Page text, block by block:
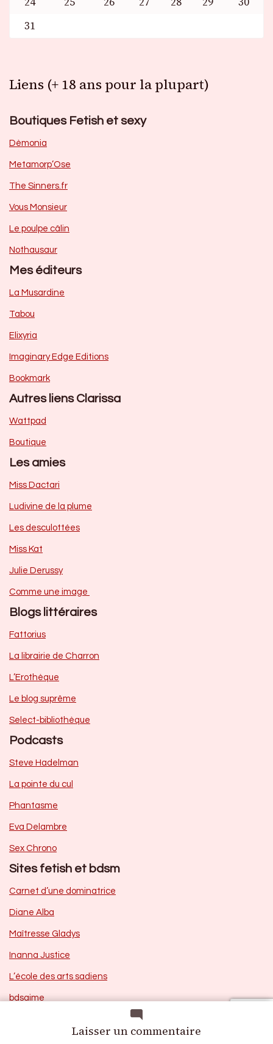
Laisser un commentaire
31
Liens (+ 18 ans pour la plupart)
Boutiques Fetish et sexy
Dèmonia
Metamorp’Ose
The Sinners.fr
Vous Monsieur
Le poulpe câlin
Nothausaur
Mes éditeurs
La Musardine
Tabou
Elixyria
Imaginary Edge Editions
Bookmark
Autres liens Clarissa
Wattpad
Boutique
Les amies
Miss Dactari
Ludivine de la plume
Les desculottées
Miss Kat
Julie Derussy
Comme une image
Blogs littéraires
Fattorius
La librairie de Charron
L’Erothèque
Le blog suprême
Select-bibliothèque
Podcasts
Steve Hadelman
La pointe du cul
Phantasme
Eva Delambre
Sex Chrono
Sites fetish et bdsm
Carnet d’une dominatrice
Diane Alba
Maîtresse Gladys
Inanna Justice
L’école des arts sadiens
bdsaime